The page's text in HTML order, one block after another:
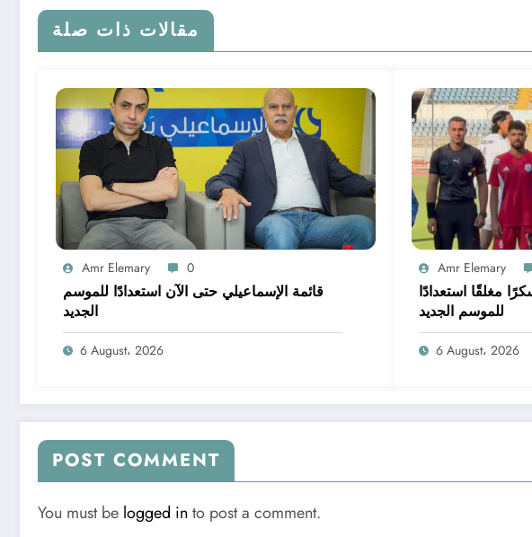
مقالات ذات صلة
Amr Elemary 0
قائمة الإسماعيلي حتى الآن استعدادًا للموسم
الجديد
6 August، 2026
Amr Elemary
مغلقًا استعدادًا
للموسم الجديد
6 August، 2026
POST COMMENT
You must be logged in to post a comment.